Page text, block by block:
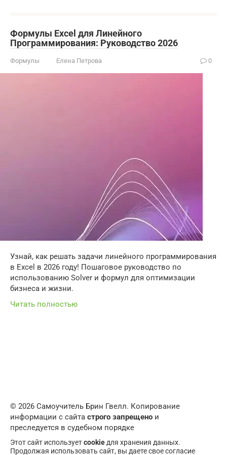
Формулы Excel для Линейного
Программирования: Руководство 2026
Формулы Елена Петрова 0
Узнай, как решать задачи линейного программирования
в Excel в 2026 году! Пошаговое руководство по
использованию Solver и формул для оптимизации
бизнеса и жизни.
Читать полностью
© 2026 Самоучитель Брин Гвелл. Копирование
информации с сайта строго запрещено и
преследуется в судебном порядке
Этот сайт используетcookie для хранения данных.
Продолжая использовать сайт, вы даете свое согласие